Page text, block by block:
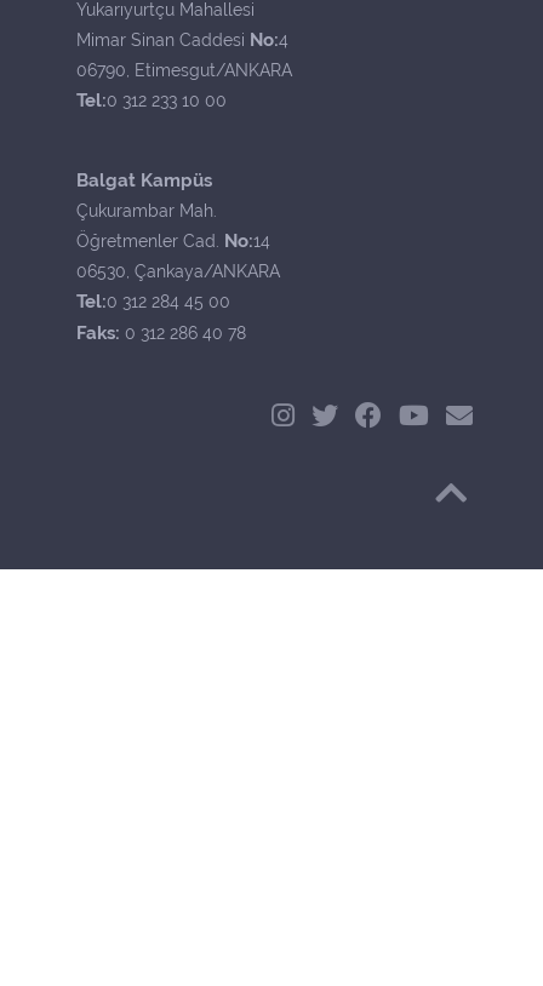
Yukarıyurtçu Mahallesi
Mimar Sinan Caddesi No:4
06790, Etimesgut/ANKARA
Tel:0 312 233 10 00
Balgat Kampüs
Çukurambar Mah.
Öğretmenler Cad. No:14
06530, Çankaya/ANKARA
Tel:0 312 284 45 00
Faks: 0 312 286 40 78